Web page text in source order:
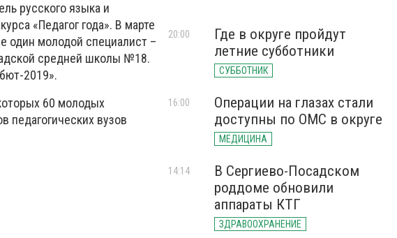
русского языка и
«Педагог года». В марте
один молодой специалист –
средней школы №18.
2019».
60 молодых
педагогических вузов
Где в округе пройдут
летние субботники
СУББОТНИК
20:00
Операции на глазах стали
доступны по ОМС в округе
МЕДИЦИНА
16:00
В Сергиево-Посадском
роддоме обновили
аппараты КТГ
ЗДРАВООХРАНЕНИЕ
14:14